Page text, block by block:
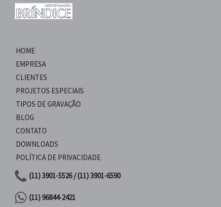
HOME
EMPRESA
CLIENTES
PROJETOS ESPECIAIS
TIPOS DE GRAVAÇÃO
BLOG
CONTATO
DOWNLOADS
POLÍTICA DE PRIVACIDADE
(11) 3901-5526 / (11) 3901-6590
(11) 96844-2421